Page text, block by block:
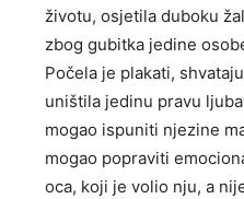
životu, osjetila duboku
zbog gubitka jedine
Počela je plakati,
uništila jedinu pravu
mogao ispuniti njezine
mogao popraviti
oca, koji je volio nju, a